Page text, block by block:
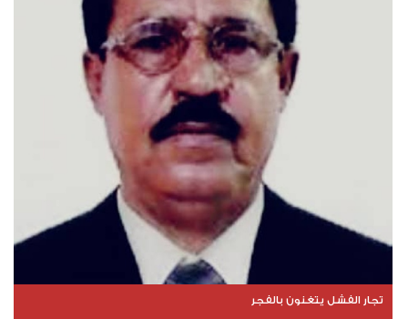
تجار الفشل يتغنون بالفجر